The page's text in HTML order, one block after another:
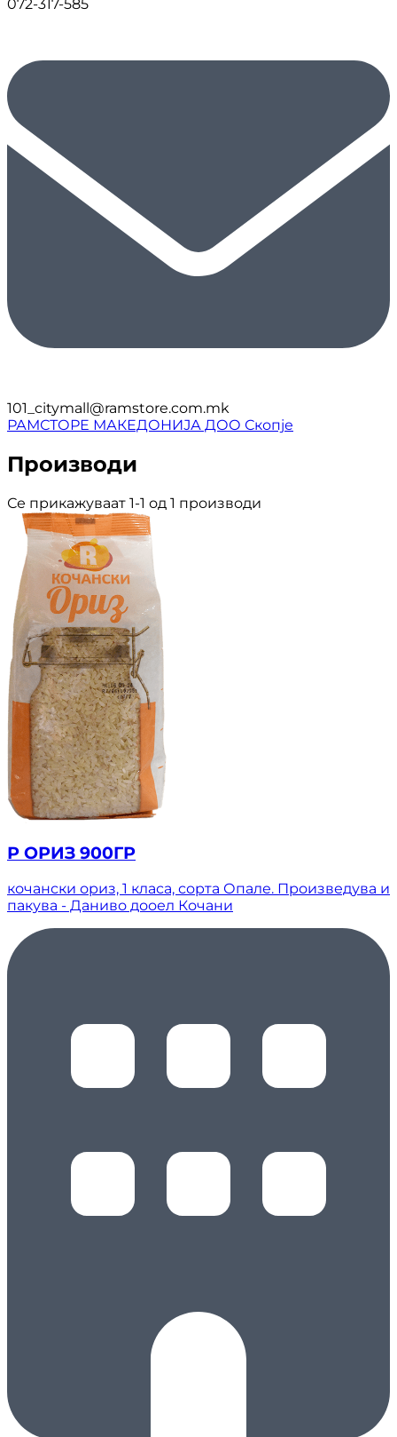
072-317-585
101_citymall@ramstore.com.mk
РАМСТОРЕ МАКЕДОНИЈА ДОО Скопје
Производи
Се прикажуваат 1-1 од 1 производи
Р ОРИЗ 900ГР
кочански ориз, 1 класа, сорта Опале. Произведува и
пакува - Даниво дооел Кочани